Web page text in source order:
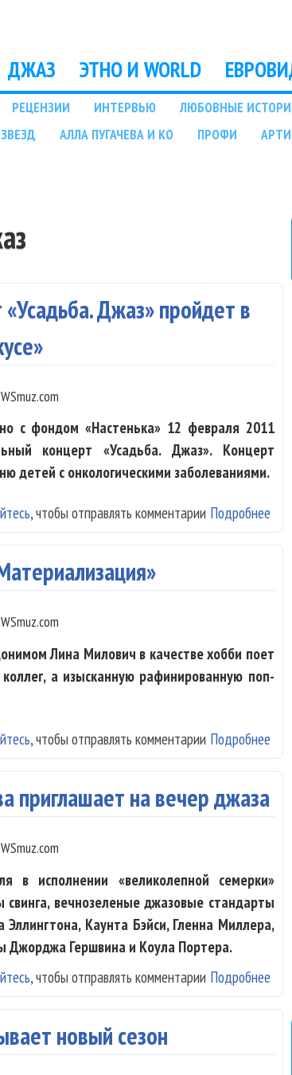
ДЖАЗ ЭТНО И WORLD
РЕЦЕНЗИИ ИНТЕРВЬЮ ЛЮБОВНЫЕ
АЛЛА ПУГАЧЕВА И КО ПРОФИ
Джаз» пройдет в
с фондом «Настенька» 12 февраля 2011
концерт «Усадьба. Джаз». Концерт
детей с онкологическими заболеваниями.
Подробнее о
, чтобы отправлять комментарии
Лина Милович в качестве хобби поет
а изысканную рафинированную поп-
Подробнее о
, чтобы отправлять комментарии
приглашает на вечер джаза
исполнении «великолепной семерки»
вечнозеленые джазовые стандарты
Каунта Бэйси, Гленна Миллера,
Джорджа Гершвина и Коула Портера.
Подробнее о
, чтобы отправлять комментарии
новый сезон